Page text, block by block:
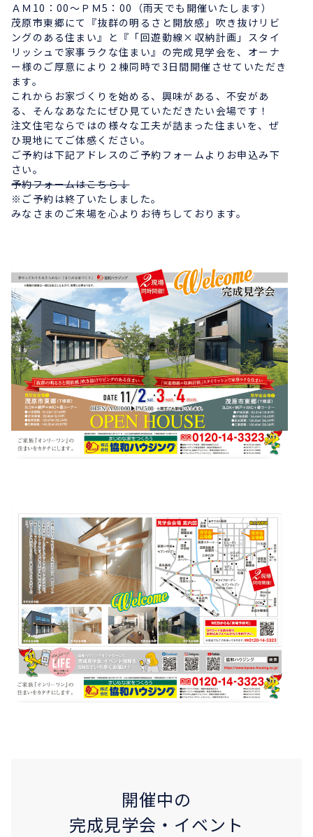
ＡＭ10：00～ＰＭ5：00（雨天でも開催いたします）
茂原市東郷にて『抜群の明るさと開放感」吹き抜けリビ
ングのある住まい』と『「回遊動線×収納計画」スタイ
リッシュで家事ラクな住まい』の完成見学会を、オーナ
ー様のご厚意により２棟同時で3日間開催させていただき
ます。
これからお家づくりを始める、興味がある、不安があ
る、そんなあなたにぜひ見ていただきたい会場です！
注文住宅ならではの様々な工夫が詰まった住まいを、ぜ
ひ現地にてご体感ください。
ご予約は下記アドレスのご予約フォームよりお申込み下
さい。
予約フォームはこちら↓
※ご予約は終了いたしました。
みなさまのご来場を心よりお待ちしております。
開催中の
完成見学会・イベント